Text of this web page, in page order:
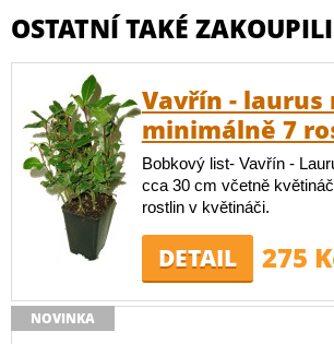
OSTATNÍ TAKÉ ZAKOUPILI
Vavřín - laurus
minimálně 7
Bobkový list- Vavřín -
cca 30 cm včetně
rostlin v květináči.
DETAIL 275
NOVINKA